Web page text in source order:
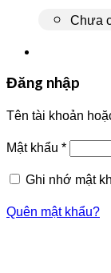
Chưa
Đăng nhập
Tên tài khoản
Mật khẩu *
Ghi nhớ mật
Quên mật khẩu?